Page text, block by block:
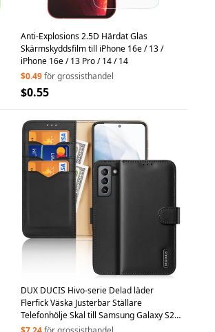
Anti-Explosions 2.5D Härdat Glas
Skärmskyddsfilm till iPhone 16e / 13 /
iPhone 16e / 13 Pro / 14 / 14
$0.49för grossisthandel
$0.55
DUX DUCIS Hivo-serie Delad läder
Flerfick Väska Justerbar Ställare
Telefonhölje Skal till Samsung Galaxy S21
FE - Svart